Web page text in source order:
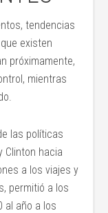
tendencias
existen
próximamente,
mientras
las políticas
Clinton hacia
a los viajes y
permitió a los
al año a los